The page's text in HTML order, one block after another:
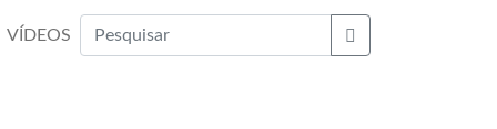
VÍDEOS
Buscar